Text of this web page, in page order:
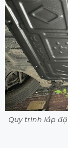
Quy trình lắp